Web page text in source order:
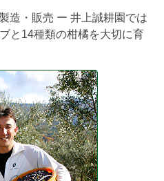
造・販売 ー 井上誠耕園では
と14種類の柑橘を大切に育